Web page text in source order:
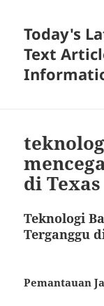
Today's
Text
di Texas
Teknologi
Terganggu
Pemantauan